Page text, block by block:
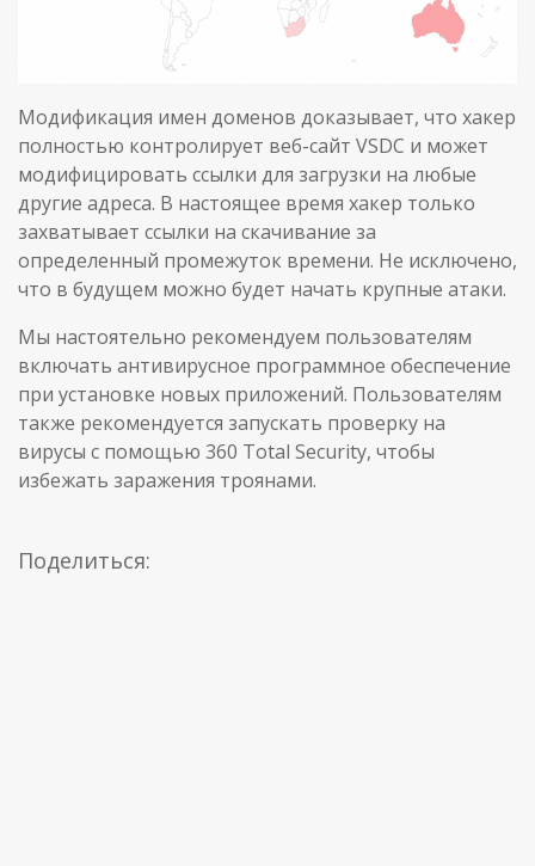
Модификация имен доменов доказывает, что хакер
полностью контролирует веб-сайт VSDC и может
модифицировать ссылки для загрузки на любые
другие адреса. В настоящее время хакер только
захватывает ссылки на скачивание за
определенный промежуток времени. Не исключено,
что в будущем можно будет начать крупные атаки.
Мы настоятельно рекомендуем пользователям
включать антивирусное программное обеспечение
при установке новых приложений. Пользователям
также рекомендуется запускать проверку на
вирусы с помощью 360 Total Security, чтобы
избежать заражения троянами.
Поделиться: